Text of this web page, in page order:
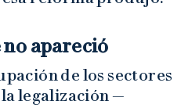
apareció
de los sectores
legalización —